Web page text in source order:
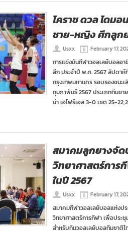
โคราช ดวล ไดม
ชาย-หญิง ศึกลูก
Usxx February 17,
การแข่งขันกีฬาวอลเลย์บอลอา
ลีก ประจำปี พ.ศ. 2567 สัปดา
กรุงเทพมหานคร รอบรองชนะ
กุมภาพันธ์ 2567 ประเภททีมชา
น่า เอโฟร์เอส 3-0 เซต 25-
สมาคมลูกยางจั
วิทยาศาสตร์การ
ในปี 2567
Usxx February 17,
สมาคมกีฬาวอลเลย์บอลแห่งป
วิทยาศาสตร์การกีฬา เพื่อประ
สำหรับทีมวอลเลย์บอลทีมชาติไ